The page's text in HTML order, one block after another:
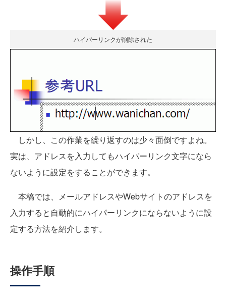
ハイパーリンクが削除された
しかし、この作業を繰り返すのは少々面倒ですよね。
実は、アドレスを入力してもハイパーリンク文字になら
ないように設定をすることができます。
本稿では、メールアドレスやWebサイトのアドレスを
入力すると自動的にハイパーリンクにならないように設
定する方法を紹介します。
操作手順